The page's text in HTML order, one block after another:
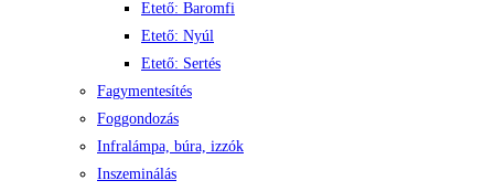
Etető: Baromfi
Etető: Nyúl
Etető: Sertés
Fagymentesítés
Foggondozás
Infralámpa, búra, izzók
Inszeminálás